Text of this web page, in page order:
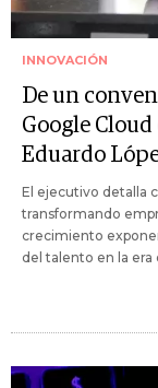
INNOVACIÓN
De un
Google
Eduardo
El ejecutivo detalla
transformando
crecimiento
del talento en la era